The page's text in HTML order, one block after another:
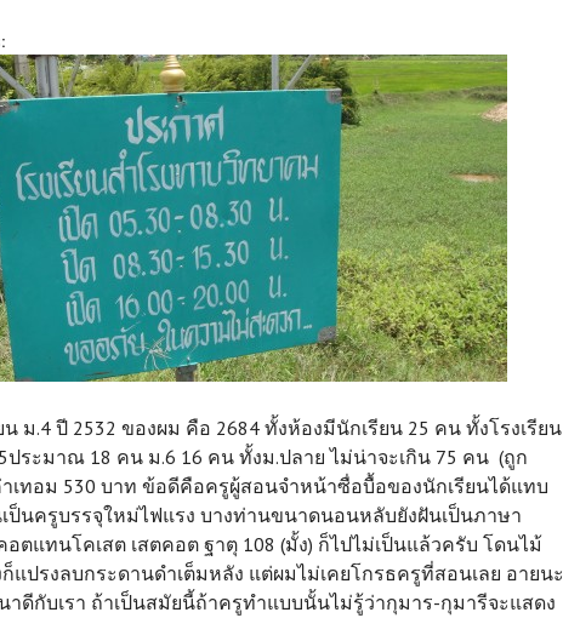
ม.4 ปี 2532 ของผม คือ 2684 ทั้งห้องมีนักเรียน 25 คน ทั้งโรงเรียน
ประมาณ 18 คน ม.6 16 คน ทั้งม.ปลาย ไม่น่าจะเกิน 75 คน (ถูก
เทอม 530 บาท ข้อดีคือครูผู้สอนจำหน้าซื่อบื้อของนักเรียนได้แทบ
นครูบรรจุใหม่ไฟแรง บางท่านขนาดนอนหลับยังฝันเป็นภาษา
ตแทนโคเสต เสตคอต ฐาตุ 108 (มั้ง) ก็ไปไม่เป็นแล้วครับ โดนไม้
แปรงลบกระดานดำเต็มหลัง แต่ผมไม่เคยโกรธครูที่สอนเลย อายนะ
าดีกับเรา ถ้าเป็นสมัยนี้ถ้าครูทำแบบนั้นไม่รู้ว่ากุมาร-กุมารีจะแสดง